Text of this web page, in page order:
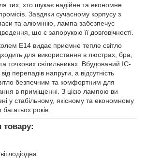
тих, хто шукає надійне та економне
Завдяки сучасному корпусу з
та алюмінію, лампа забезпечує
що є запорукою її довговічності.
E14 видає приємне тепле світло
для використання в люстрах, бра,
точкових світильниках. Вбудований IC-
перепадів напруги, а відсутність
безпечним та комфортним для
в приміщенні. З цією лампою ви
у стабільному, якісному та економному
років.
товару: